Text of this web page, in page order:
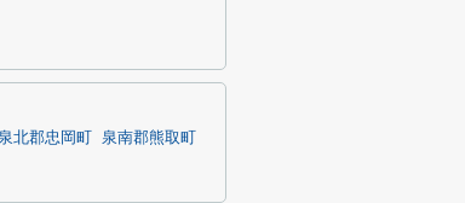
泉北郡忠岡町
泉南郡熊取町